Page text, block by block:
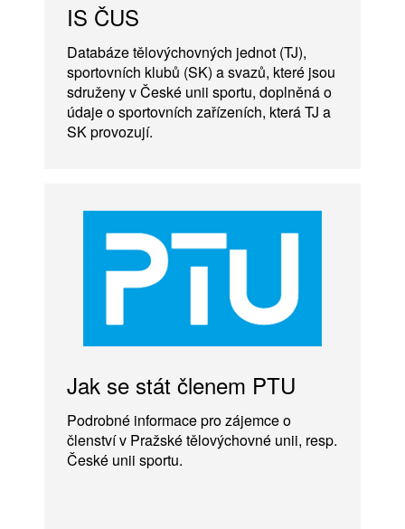
IS ČUS
Databáze tělovýchovných jednot (TJ),
sportovních klubů (SK) a svazů, které jsou
sdruženy v České unii sportu, doplněná o
údaje o sportovních zařízeních, která TJ a
SK provozují.
Jak se stát členem PTU
Podrobné informace pro zájemce o
členství v Pražské tělovýchovné unii, resp.
České unii sportu.